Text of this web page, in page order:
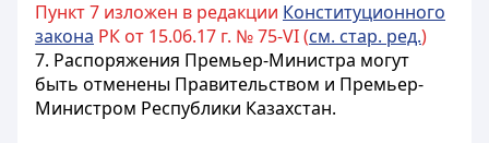
Пункт 7 изложен в редакции Конституционного
закона РК от 15.06.17 г. № 75-VI (см. стар. ред.)
7. Распоряжения Премьер-Министра могут
быть отменены Правительством и Премьер-
Министром Республики Казахстан.